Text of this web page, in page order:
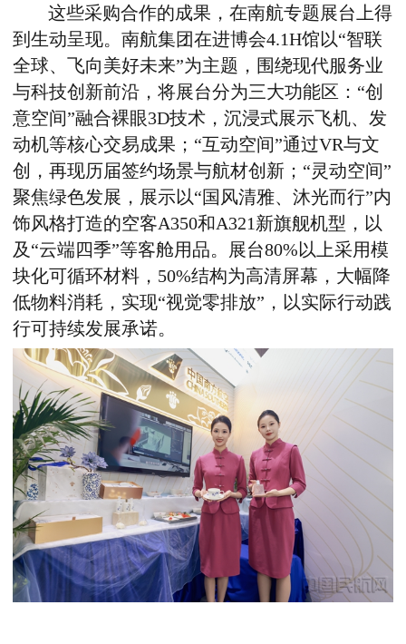
这些采购合作的成果，在南航专题展台上得
到生动呈现。南航集团在进博会4.1H馆以“智联
全球、飞向美好未来”为主题，围绕现代服务业
与科技创新前沿，将展台分为三大功能区：“创
意空间”融合裸眼3D技术，沉浸式展示飞机、发
动机等核心交易成果；“互动空间”通过VR与文
创，再现历届签约场景与航材创新；“灵动空间”
聚焦绿色发展，展示以“国风清雅、沐光而行”内
饰风格打造的空客A350和A321新旗舰机型，以
及“云端四季”等客舱用品。展台80%以上采用模
块化可循环材料， 50%结构为高清屏幕，大幅降
低物料消耗，实现“视觉零排放”，以实际行动践
行可持续发展承诺。